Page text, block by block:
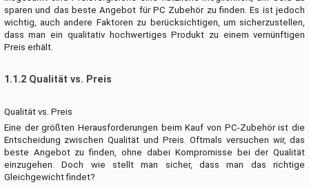
sparen und das beste Angebot für PC Zubehör zu finden. Es ist jedoch
wichtig, auch andere Faktoren zu berücksichtigen, um sicherzustellen,
dass man ein qualitativ hochwertiges Produkt zu einem vernünftigen
Preis erhält.
1.1.2 Qualität vs. Preis
Qualität vs. Preis
Eine der größten Herausforderungen beim Kauf von PC-Zubehör ist die
Entscheidung zwischen Qualität und Preis. Oftmals versuchen wir, das
beste Angebot zu finden, ohne dabei Kompromisse bei der Qualität
einzugehen. Doch wie stellt man sicher, dass man das richtige
Gleichgewicht findet?